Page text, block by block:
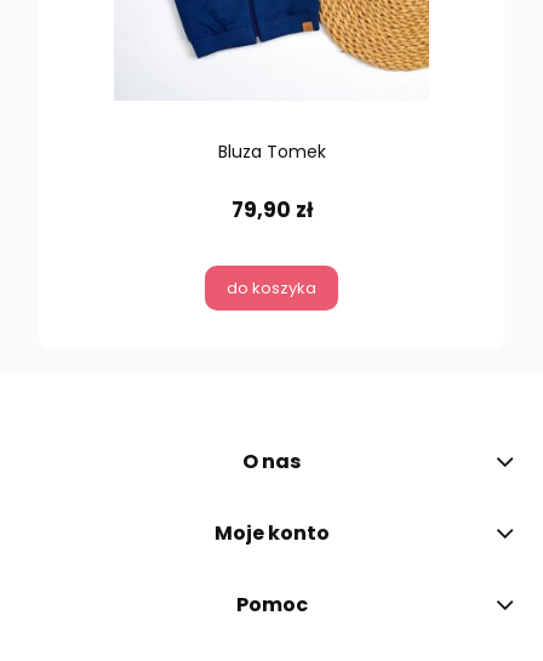
Bluza Tomek
79,90 zł
do koszyka
O nas
Moje konto
Pomoc